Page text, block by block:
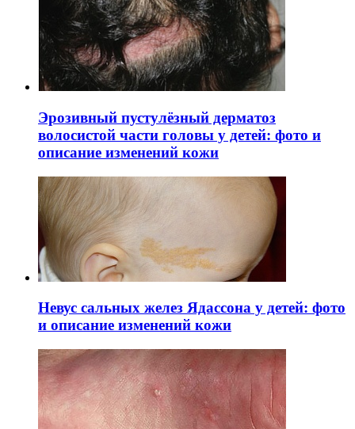
Эрозивный пустулёзный дерматоз
волосистой части головы у детей: фото и
описание изменений кожи
Невус сальных желез Ядассона у детей: фото
и описание изменений кожи